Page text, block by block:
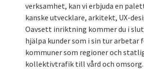
verksamhet, kan vi erbjuda en
kanske utvecklare, arkitekt, UX-
Oavsett inriktning kommer du i
hjälpa kunder som i sin tur
kommuner som regioner och
kollektivtrafik till vård och omsorg.